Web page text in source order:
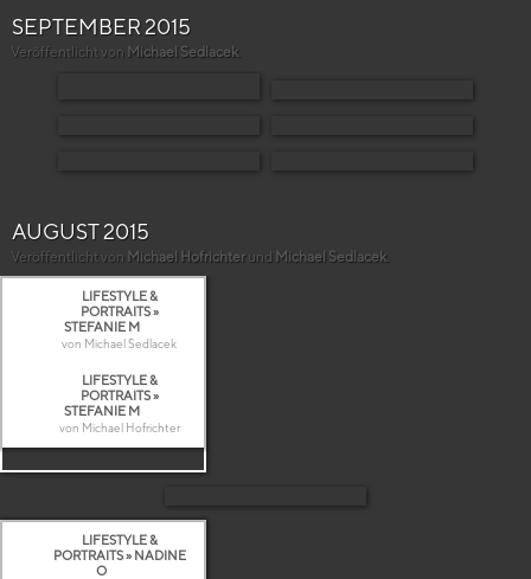
SEPTEMBER 2015
Veröffentlicht von Michael Sedlacek
AUGUST 2015
Veröffentlicht von Michael Hofrichterund Michael Sedlacek
LIFESTYLE &
PORTRAITS »
STEFANIE M
von Michael Sedlacek
LIFESTYLE &
PORTRAITS »
STEFANIE M
von Michael Hofrichter
LIFESTYLE &
PORTRAITS » NADINE
O